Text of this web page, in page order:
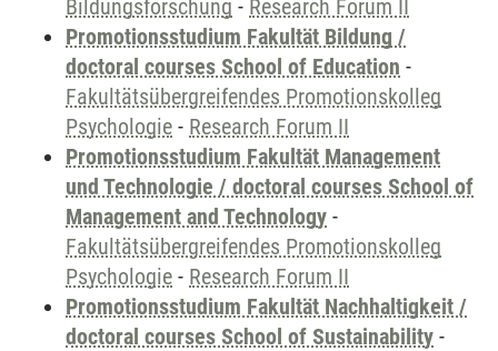
Bildungsforschung - Research Forum II
Promotionsstudium Fakultät Bildung /
doctoral courses School of Education -
Fakultätsübergreifendes Promotionskolleg
Psychologie - Research Forum II
Promotionsstudium Fakultät Management
und Technologie / doctoral courses School of
Management and Technology -
Fakultätsübergreifendes Promotionskolleg
Psychologie - Research Forum II
Promotionsstudium Fakultät Nachhaltigkeit /
doctoral courses School of Sustainability -